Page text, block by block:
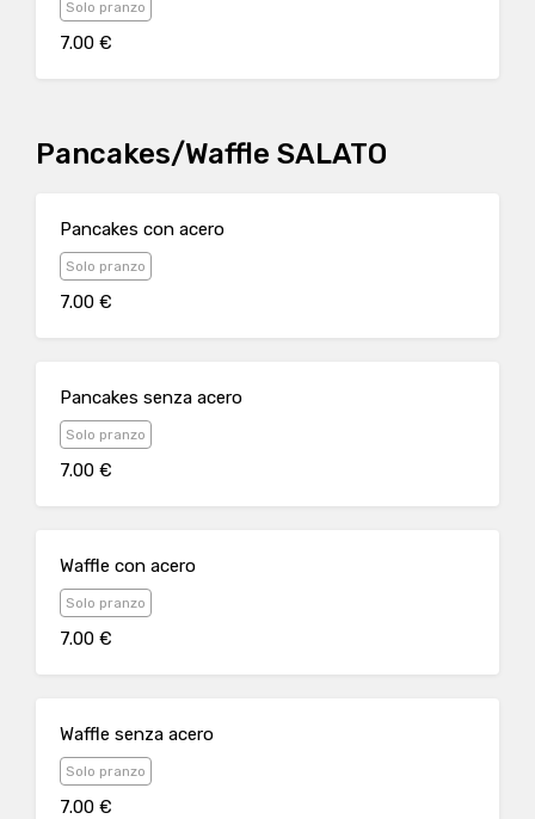
Solo pranzo
7.00 €
Pancakes/Waffle SALATO
Pancakes con acero
Solo pranzo
7.00 €
Pancakes senza acero
Solo pranzo
7.00 €
Waffle con acero
Solo pranzo
7.00 €
Waffle senza acero
Solo pranzo
7.00 €